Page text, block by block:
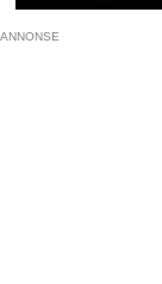
ANNONSE